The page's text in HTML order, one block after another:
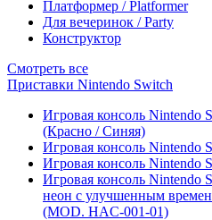
Платформер / Platformer
Для вечеринок / Party
Конструктор
Смотреть все
Приставки Nintendo Switch
Игровая консоль Nintendo
(Красно / Синяя)
Игровая консоль Nintendo
Игровая консоль Nintendo
Игровая консоль Nintendo
неон с улучшенным
(MOD. HAC-001-01)